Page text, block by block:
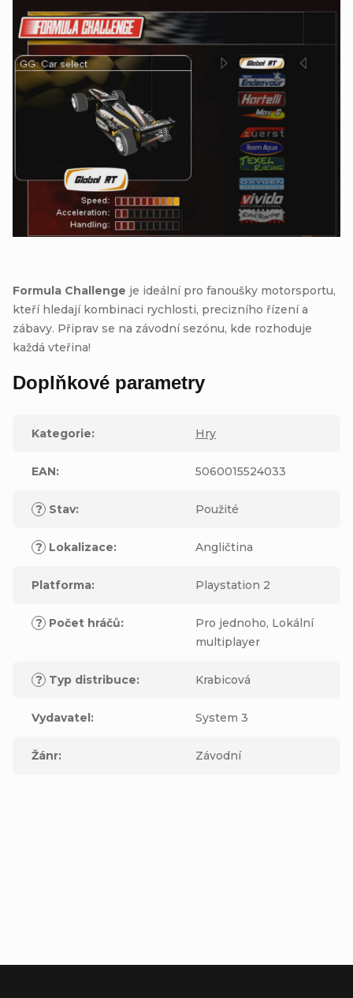
Formula Challenge je ideální pro fanoušky motorsportu,
kteří hledají kombinaci rychlosti, precizního řízení a
zábavy. Připrav se na závodní sezónu, kde rozhoduje
každá vteřina!
Doplňkové parametry
Kategorie: Hry
EAN: 5060015524033
? Stav: Použité
? Lokalizace: Angličtina
Platforma: Playstation 2
? Počet hráčů:
Pro jednoho, Lokální
multiplayer
? Typ distribuce: Krabicová
Vydavatel: System 3
Žánr: Závodní